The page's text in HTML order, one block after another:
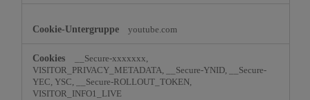
youtube.com
__Secure-xxxxxxx,
VISITOR_PRIVACY_METADATA, __Secure-YNID, __Secure-
YEC, YSC, __Secure-ROLLOUT_TOKEN,
VISITOR_INFO1_LIVE